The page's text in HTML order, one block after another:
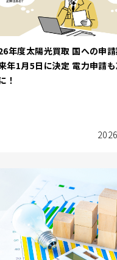
年度太陽光買取 国への申
年1月5日に決定 電力申請
！